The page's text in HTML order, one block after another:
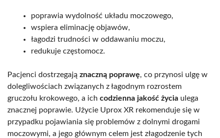
poprawia wydolność układu moczowego,
wspiera eliminację objawów,
łagodzi trudności w oddawaniu moczu,
redukuje częstomocz.
Pacjenci dostrzegają znaczną poprawę, co przynosi ulgę w
dolegliwościach związanych z łagodnym rozrostem
gruczołu krokowego, a ich codzienna jakość życia ulega
znacznej poprawie. Użycie Uprox XR rekomenduje się w
przypadku pojawiania się problemów z dolnymi drogami
moczowymi, a jego głównym celem jest złagodzenie tych